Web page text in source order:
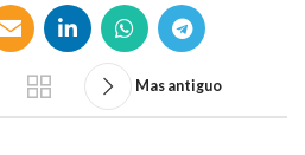
Mas antiguo